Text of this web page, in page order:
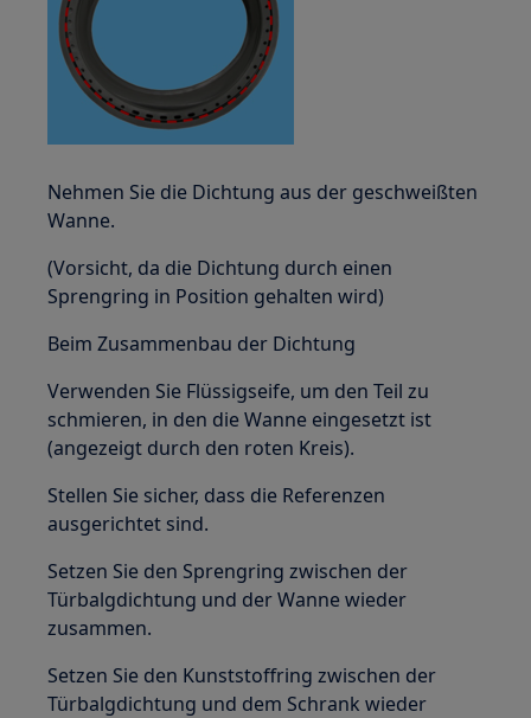
Nehmen Sie die Dichtung aus der geschweißten
Wanne.
(Vorsicht, da die Dichtung durch einen
Sprengring in Position gehalten wird)
Beim Zusammenbau der Dichtung
Verwenden Sie Flüssigseife, um den Teil zu
schmieren, in den die Wanne eingesetzt ist
(angezeigt durch den roten Kreis).
Stellen Sie sicher, dass die Referenzen
ausgerichtet sind.
Setzen Sie den Sprengring zwischen der
Türbalgdichtung und der Wanne wieder
zusammen.
Setzen Sie den Kunststoffring zwischen der
Türbalgdichtung und dem Schrank wieder